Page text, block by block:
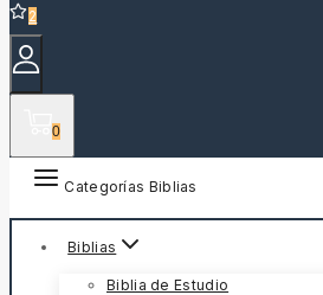
2
0
Categorías Biblias
Biblias
Biblia de Estudio